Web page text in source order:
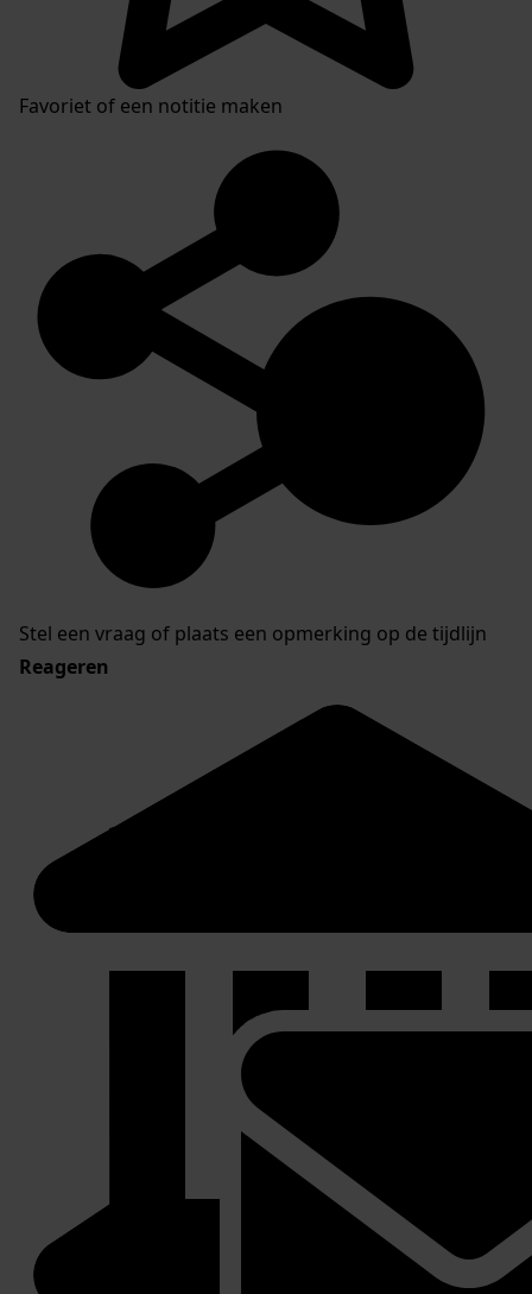
Favoriet of een notitie maken
Stel een vraag of plaats een opmerking op de tijdlijn
Reageren